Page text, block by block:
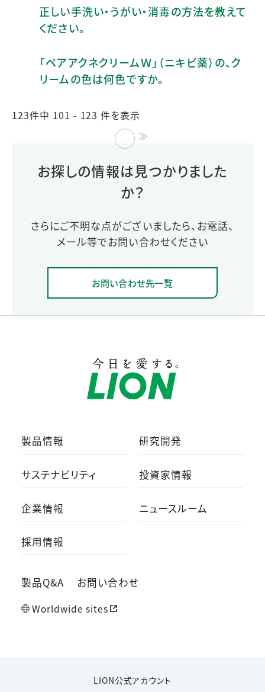
正しい手洗い・うがい・消毒の方法を教えて
ください。
「ペアアクネクリームＷ」（ニキビ薬）の、ク
リームの色は何色ですか。
123件中 101 - 123 件を表示
≪
≫
お探しの情報は見つかりました
か？
さらにご不明な点がございましたら、お電話、
メール等でお問い合わせください
お問い合わせ先一覧
製品情報 研究開発
サステナビリティ 投資家情報
企業情報 ニュースルーム
採用情報
製品Q&A お問い合わせ
Worldwide sites
LION公式アカウント